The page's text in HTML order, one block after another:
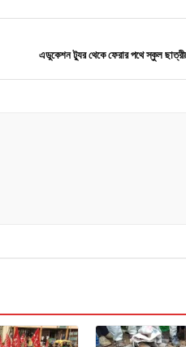
এডুকেশন ট্যুর থেকে ফেরার পথে স্কুল